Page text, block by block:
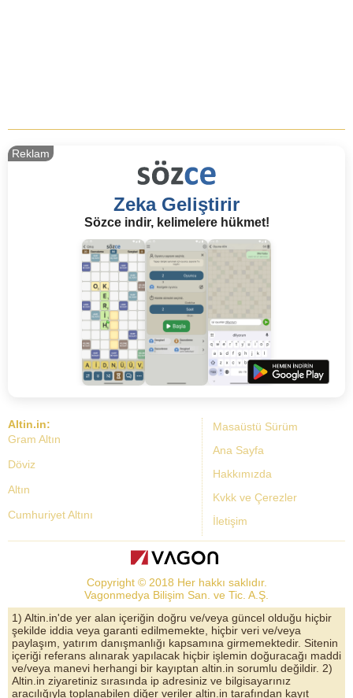
Zeka Geliştirir
Sözce indir, kelimelere hükmet!
Reklam
Masaüstü Sürüm
Ana Sayfa
Hakkımızda
Kvkk ve Çerezler
İletişim
Altin.in:
Gram Altın
Döviz
Altın
Cumhuriyet Altını
Dolar Kuru
Altın Yorumları
Döviz Kurları
Çeyrek Altın
Bitcoin
Copyright © 2018 Her hakkı saklıdır.
Vagonmedya Bilişim San. ve Tic. A.Ş.
1) Altin.in'de yer alan içeriğin doğru ve/veya güncel olduğu hiçbir
şekilde iddia veya garanti edilmemekte, hiçbir veri ve/veya
paylaşım, yatırım danışmanlığı kapsamına girmemektedir. Sitenin
içeriği referans alınarak yapılacak hiçbir işlemin doğuracağı maddi
ve/veya manevi herhangi bir kayıptan altin.in sorumlu değildir. 2)
Altin.in ziyaretiniz sırasında ip adresiniz ve bilgisayarınız
aracılığıyla toplanabilen diğer veriler altin.in tarafından kayıt